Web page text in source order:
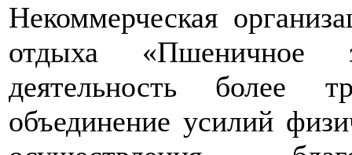
Некоммерческая
отдыха «Пшеничное
деятельность более
объединение усилий